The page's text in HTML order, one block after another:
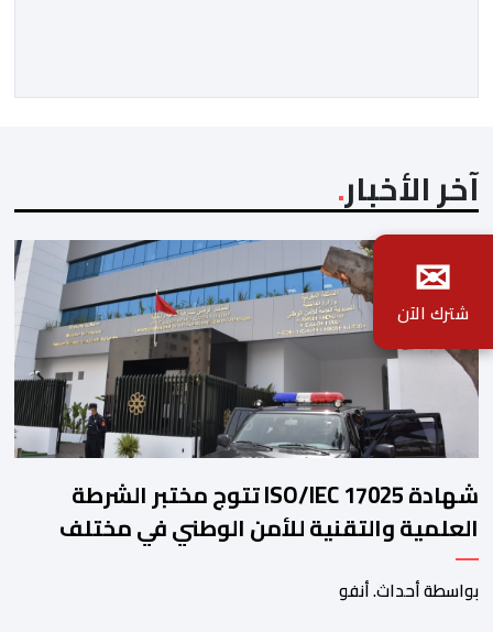
أن لاعبات […]
آخر الأخبار
شهادة ISO/IEC 17025 تتوج مختبر الشرطة
العلمية والتقنية للأمن الوطني في مختلف
الخبرات الجنائية
بواسطة أحداث. أنفو
✉
شترك الآن